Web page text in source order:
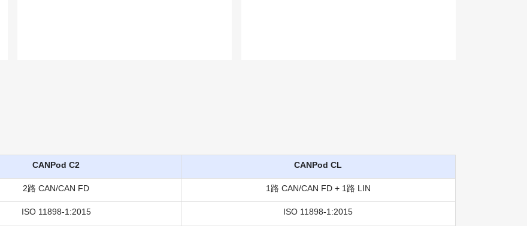
CANPod C2 CANPod CL
2路 CAN/CAN FD 1路 CAN/CAN FD + 1路 LIN
ISO 11898-1:2015 ISO 11898-1:2015